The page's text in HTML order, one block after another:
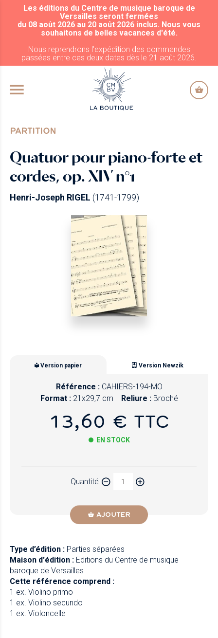
ALLER AU CONTENU PRINCIPAL
Les éditions du Centre de musique baroque de
Versailles seront fermées
du 08 août 2026 au 20 août 2026 inclus. Nous vous
souhaitons de belles vacances d'été.
Nous reprendrons l'expédition des commandes
passées entre ces deux dates dès le 21 août 2026.
PARTITION
Quatuor pour piano-forte et
cordes, op. XIV n°1
Henri-Joseph RIGEL (1741-1799)
Version papier Version Newzik
Référence : CAHIERS-194-MO
Format : 21x29,7 cm Reliure : Broché
13,60 € TTC
EN STOCK
Quantité
AJOUTER
Type d’édition : Parties séparées
Maison d'édition : Editions du Centre de musique
baroque de Versailles
Cette référence comprend :
1 ex. Violino primo
1 ex. Violino secundo
1 ex. Violoncelle